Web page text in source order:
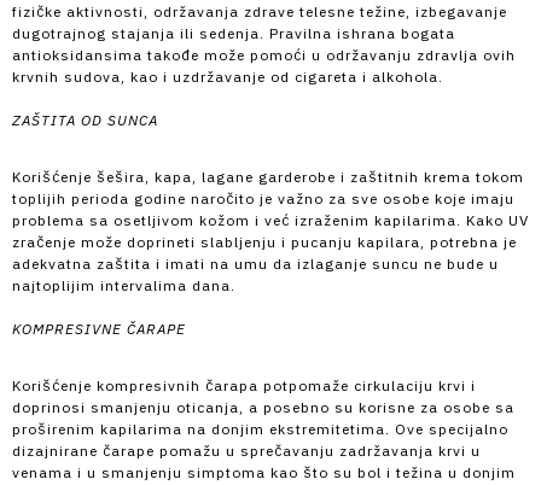
fizičke aktivnosti, održavanja zdrave telesne težine, izbegavanje
dugotrajnog stajanja ili sedenja. Pravilna ishrana bogata
antioksidansima takođe može pomoći u održavanju zdravlja ovih
krvnih sudova, kao i uzdržavanje od cigareta i alkohola.
ZAŠTITA OD SUNCA
Korišćenje šešira, kapa, lagane garderobe i zaštitnih krema tokom
toplijih perioda godine naročito je važno za sve osobe koje imaju
problema sa osetljivom kožom i već izraženim kapilarima. Kako UV
zračenje može doprineti slabljenju i pucanju kapilara, potrebna je
adekvatna zaštita i imati na umu da izlaganje suncu ne bude u
najtoplijim intervalima dana.
KOMPRESIVNE ČARAPE
Korišćenje kompresivnih čarapa potpomaže cirkulaciju krvi i
doprinosi smanjenju oticanja, a posebno su korisne za osobe sa
proširenim kapilarima na donjim ekstremitetima. Ove specijalno
dizajnirane čarape pomažu u sprečavanju zadržavanja krvi u
venama i u smanjenju simptoma kao što su bol i težina u donjim